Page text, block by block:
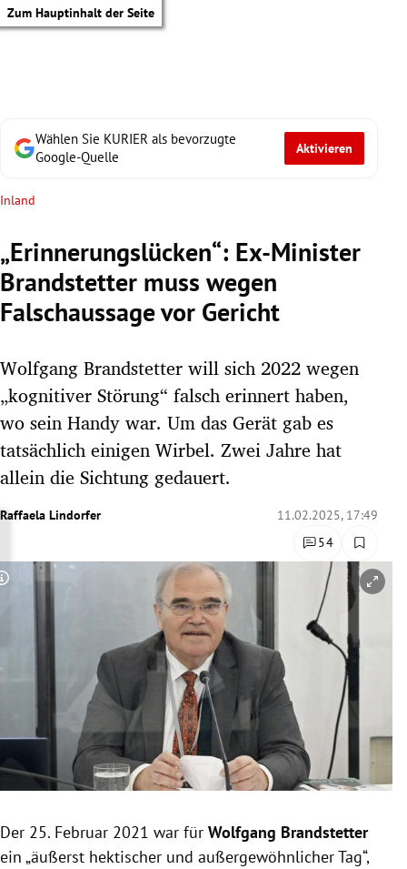
Zum Hauptinhalt der Seite
Untermenü
Untermenü
Untermenü
Untermenü
Untermenü
Untermenü
Untermenü
Untermenü
Wählen Sie KURIER als bevorzugte
Google-Quelle
Aktivieren
Inland
„Erinnerungslücken“: Ex-Minister
Brandstetter muss wegen
Falschaussage vor Gericht
Wolfgang Brandstetter will sich 2022 wegen
„kognitiver Störung“ falsch erinnert haben,
wo sein Handy war. Um das Gerät gab es
tatsächlich einigen Wirbel. Zwei Jahre hat
allein die Sichtung gedauert.
Raffaela Lindorfer
11.02.2025, 17:49
54
Copyright-Hinweis öffnen/schließen
Der 25. Februar 2021 war für Wolfgang Brandstetter
ein „äußerst hektischer und außergewöhnlicher Tag“,